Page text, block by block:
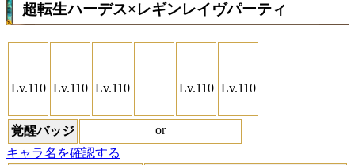
超転生ハーデス×レギンレイヴパーティ
Lv.110 Lv.110 Lv.110 Lv.110 Lv.110
覚醒バッジ
or
キャラ名を確認する